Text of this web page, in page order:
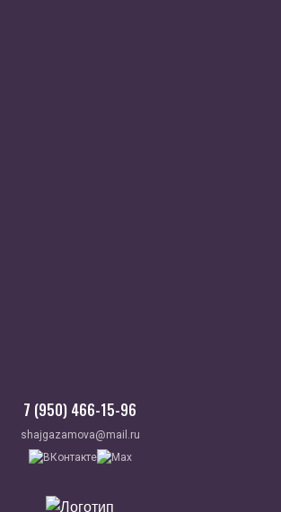
7 (950) 466-15-96
shajgazamova@mail.ru